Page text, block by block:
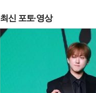
최신 포토·영상